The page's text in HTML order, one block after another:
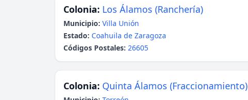
Colonia: Los Álamos (Ranchería)
Municipio: Villa Unión
Estado: Coahuila de Zaragoza
Códigos Postales: 26605
Colonia: Quinta Álamos (Fraccionamiento)